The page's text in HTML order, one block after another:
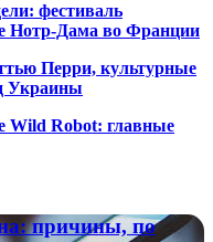
фестиваль
Нотр-Дама во Франции
Перри, культурные
Украины
Wild Robot: главные
причины, по